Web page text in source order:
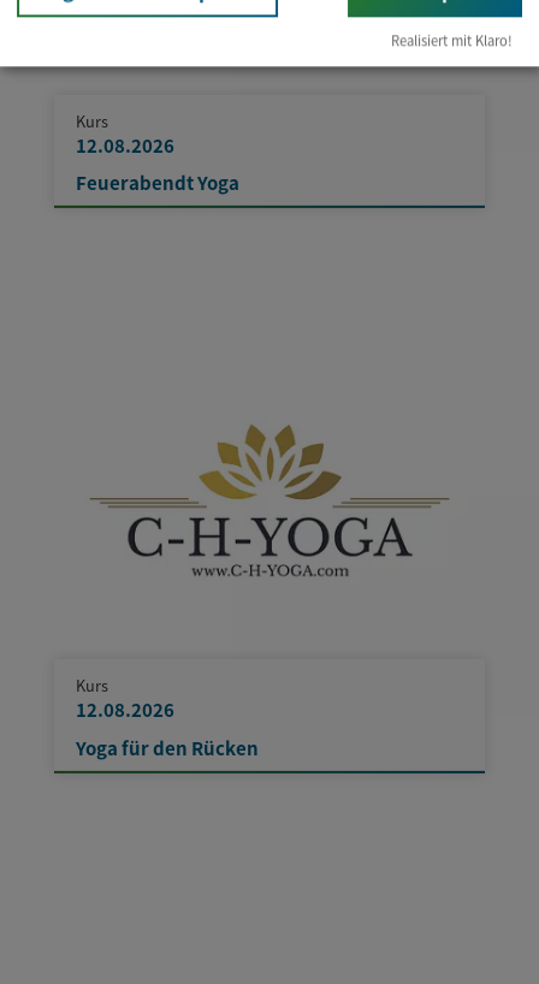
Kurs
12.08.2026
Feuerabendt Yoga
Kurs
12.08.2026
Yoga für den Rücken
Realisiert mit Klaro!